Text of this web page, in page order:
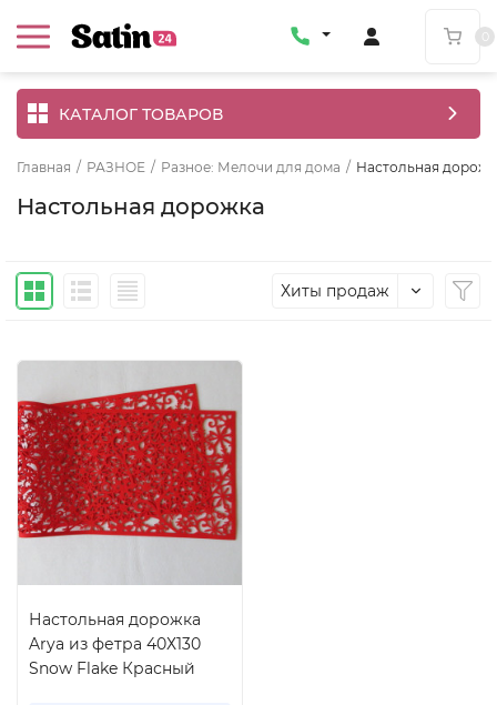
КАТАЛОГ ТОВАРОВ
Главная / РАЗНОЕ / Разное: Мелочи для дома / Настольная
Настольная дорожка
Хиты продаж
Настольная дорожка
Arya из фетра 40Х130
Snow Flake Красный